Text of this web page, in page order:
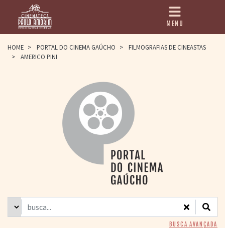
HOME
PAULO AMORIM
> HOMENAGEADOS
> EQUIPE
> ASSOCIAÇÃO DOS
> BIBLIOTECA
ROMEU GRIMALDI
> GRADE SEMANAL
> PREÇOS E
DESCONTOS
MENU
HOME > PORTAL DO CINEMA GAÚCHO >
FILMOGRAFIAS DE CINEASTAS
>
AMERICO PINI
BUSCA AVANÇADA